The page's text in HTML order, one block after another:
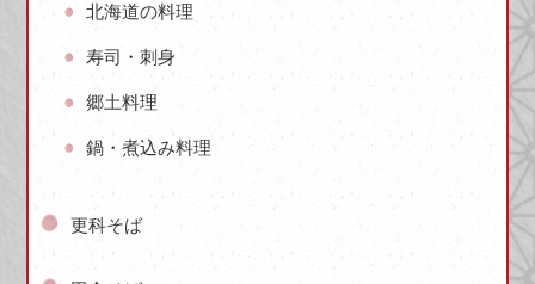
北海道の料理
寿司・刺身
郷土料理
鍋・煮込み料理
更科そば